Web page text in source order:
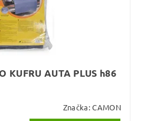
KUFRU AUTA PLUS h86
Značka:CAMON